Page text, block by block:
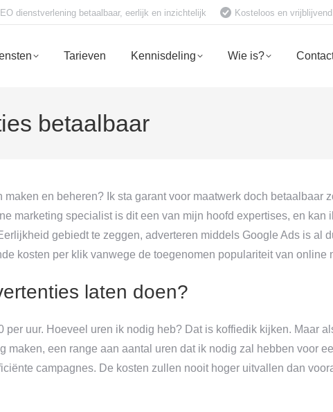
dienstverlening betaalbaar, eerlijk en inzichtelijk Kosteloos en
Tarieven Kennisdeling Wie is?
betaalbaar
en beheren? Ik sta garant voor maatwerk doch betaalbaar
marketing specialist is dit een van mijn hoofd expertises, en kan
gebiedt te zeggen, adverteren middels Google Ads is al
kosten per klik vanwege de toegenomen populariteit van online
laten doen?
per uur. Hoeveel uren ik nodig heb? Dat is koffiedik kijken. Maar
maken, een range aan aantal uren dat ik nodig zal hebben voor
campagnes. De kosten zullen nooit hoger uitvallen dan